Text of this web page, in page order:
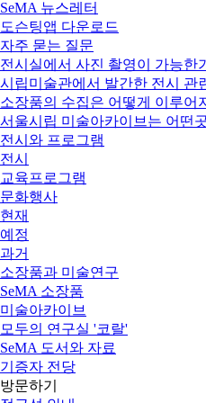
SeMA 뉴스레터
도슨팅앱 다운로드
자주 묻는 질문
전시실에서 사진 촬영이 가능한
시립미술관에서 발간한 전시 관
소장품의 수집은 어떻게 이루어
서울시립 미술아카이브는 어떤
전시와 프로그램
전시
교육프로그램
문화행사
현재
예정
과거
소장품과 미술연구
SeMA 소장품
미술아카이브
모두의 연구실 '코랄'
SeMA 도서와 자료
기증자 전당
방문하기